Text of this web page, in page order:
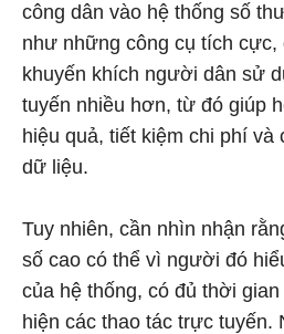
công dân vào hệ thống số
như những công cụ tích
khuyến khích người dân sử
tuyến nhiều hơn, từ đó giúp
hiệu quả, tiết kiệm chi phí
dữ liệu.
Tuy nhiên, cần nhìn nhận
số cao có thể vì người đó
của hệ thống, có đủ thời
hiện các thao tác trực tuyến.